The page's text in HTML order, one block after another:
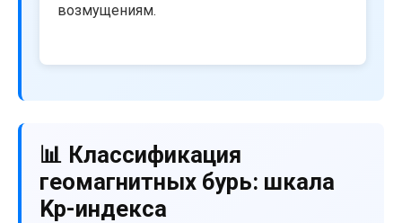
возмущениям.
📊 Классификация
геомагнитных бурь: шкала
Kp-индекса